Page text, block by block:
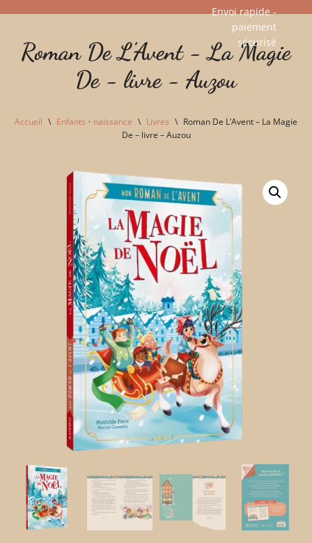
au
Envoi rapide -
paiement
sécurisé​
Roman De L'Avent - La Magie
De - livre - Auzou
Accueil \ Enfants • naissance \ Livres \ Roman De L’Avent – La Magie
De – livre – Auzou